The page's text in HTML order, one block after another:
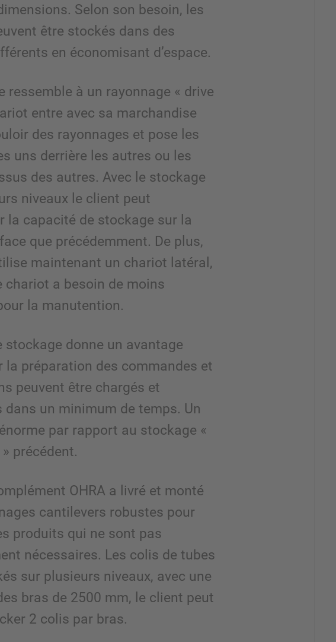
Selon son besoin, les
être stockés dans des
en économisant d’espace.
ressemble à un rayonnage « drive
entre avec sa marchandise
des rayonnages et pose les
uns derrière les autres ou les
des autres. Avec le stockage
niveaux le client peut
la capacité de stockage sur la
que précédemment. De plus,
maintenant un chariot latéral,
chariot a besoin de moins
la manutention.
stockage donne un avantage
la préparation des commandes et
peuvent être chargés et
dans un minimum de temps. Un
par rapport au stockage «
précédent.
OHRA a livré et monté
cantilevers robustes pour
produits qui ne sont pas
nécessaires. Les colis de tubes
sur plusieurs niveaux, avec une
bras de 2500 mm, le client peut
2 colis par bras.